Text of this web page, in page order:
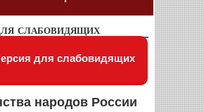
слабовидящих
для слабовидящих
народов России